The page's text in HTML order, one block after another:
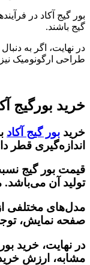
بور گیج آکاد در
گیج باشند.
در نهایت، اگر به
طراحی ارگونومیک
خرید بورگیج
خرید بور گیج آکاد
اندازه‌گیری قطر
قیمت بور گیج
تولید آن می‌باشد.
مدل‌های مختلفی
صفحه نمایش،
در نهایت، خرید
مشابه، ارزش خرید